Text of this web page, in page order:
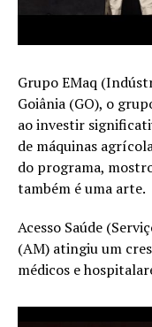
Grupo EMaq
Goiânia (GO), o
ao investir
de máquinas
do programa,
também é uma arte.
Acesso Saúde
(AM) atingiu um
médicos e